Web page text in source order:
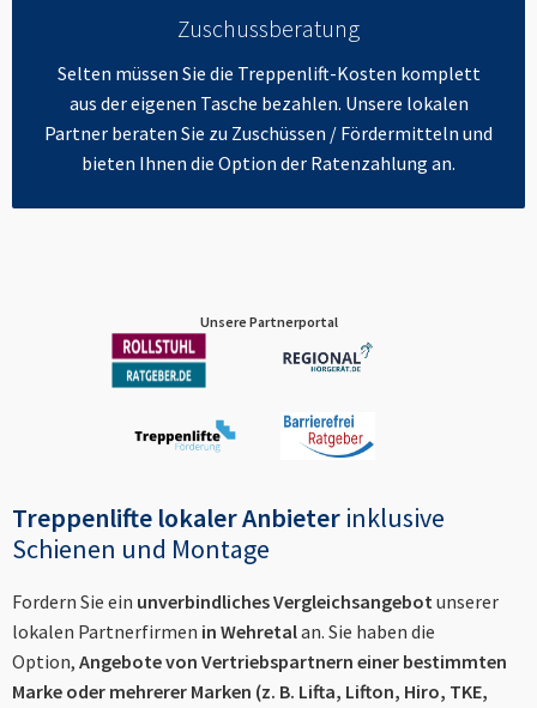
Zuschussberatung
Selten müssen Sie die Treppenlift-Kosten komplett
aus der eigenen Tasche bezahlen. Unsere lokalen
Partner beraten Sie zu Zuschüssen / Fördermitteln und
bieten Ihnen die Option der Ratenzahlung an.
Unsere Partnerportal
Treppenlifte lokaler Anbieter inklusive
Schienen und Montage
Fordern Sie ein unverbindliches Vergleichsangebotunserer
lokalen Partnerfirmen in Wehretalan. Sie haben die
Option, Angebote von Vertriebspartnern einer bestimmten
Marke oder mehrerer Marken (z. B. Lifta, Lifton, Hiro, TKE,